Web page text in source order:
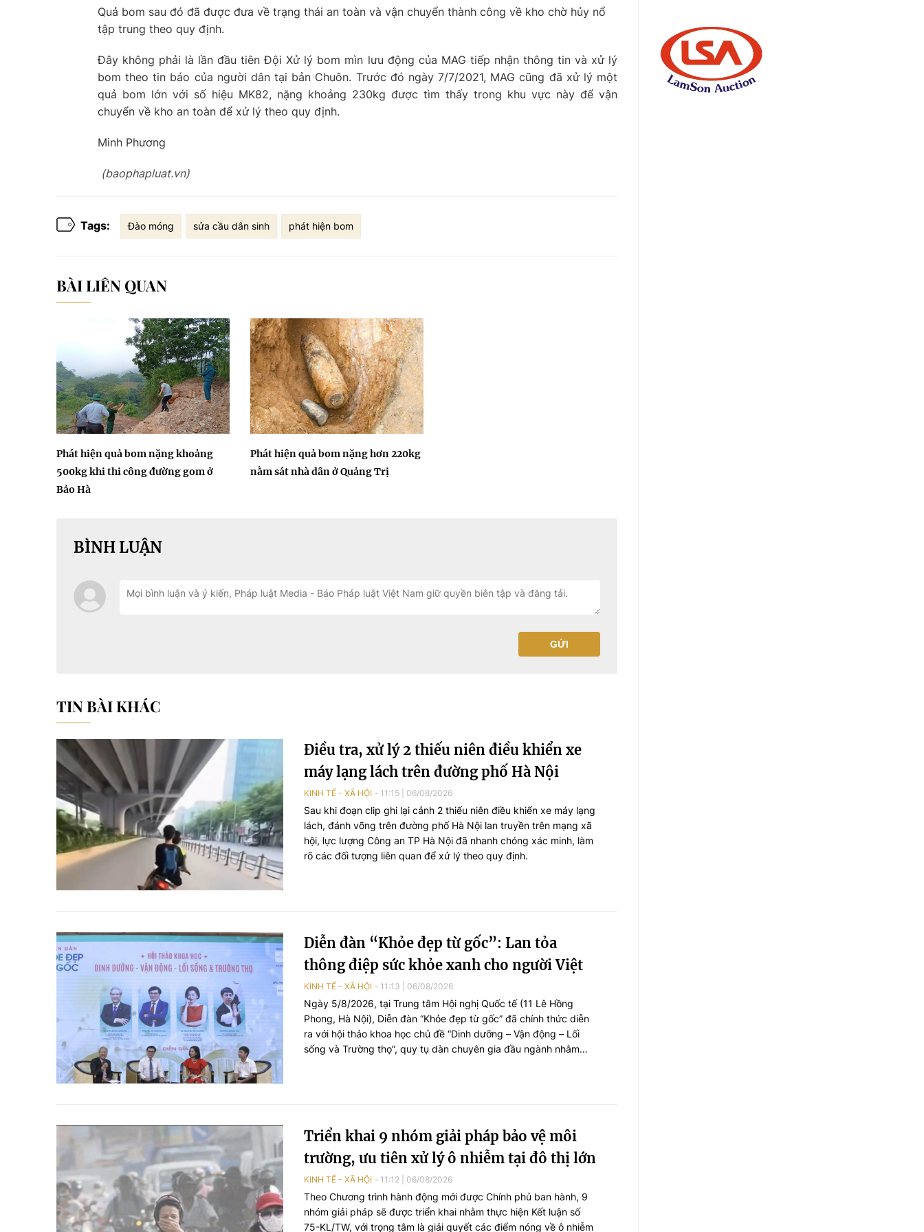
Quả bom sau đó đã được đưa về trạng thái an toàn và vận chuyển thành công về kho chờ hủy nổ
tập trung theo quy định.
Đây không phải là lần đầu tiên Đội Xử lý bom mìn lưu động của MAG tiếp nhận thông tin và xử lý
bom theo tin báo của người dân tại bản Chuôn. Trước đó ngày 7/7/2021, MAG cũng đã xử lý một
quả bom lớn với số hiệu MK82, nặng khoảng 230kg được tìm thấy trong khu vực này để vận
chuyển về kho an toàn để xử lý theo quy định.
Minh Phương
(baophapluat.vn)
Tags: Đào móng sửa cầu dân sinh phát hiện bom
BÀI LIÊN QUAN
Phát hiện quả bom nặng khoảng
500kg khi thi công đường gom ở
Bảo Hà
Phát hiện quả bom nặng hơn 220kg
nằm sát nhà dân ở Quảng Trị
BÌNH LUẬN
GỬI
TIN BÀI KHÁC
Điều tra, xử lý 2 thiếu niên điều khiển xe
máy lạng lách trên đường phố Hà Nội
KINH TẾ - XÃ HỘI 11:15 06/08/2026
Sau khi đoạn clip ghi lại cảnh 2 thiếu niên điều khiển xe máy lạng
lách, đánh võng trên đường phố Hà Nội lan truyền trên mạng xã
hội, lực lượng Công an TP Hà Nội đã nhanh chóng xác minh, làm
rõ các đối tượng liên quan để xử lý theo quy định.
Diễn đàn “Khỏe đẹp từ gốc”: Lan tỏa
thông điệp sức khỏe xanh cho người Việt
KINH TẾ - XÃ HỘI 11:13 06/08/2026
Ngày 5/8/2026, tại Trung tâm Hội nghị Quốc tế (11 Lê Hồng
Phong, Hà Nội), Diễn đàn “Khỏe đẹp từ gốc” đã chính thức diễn
ra với hội thảo khoa học chủ đề “Dinh dưỡng – Vận động – Lối
sống và Trường thọ”, quy tụ dàn chuyên gia đầu ngành nhằm
Triển khai 9 nhóm giải pháp bảo vệ môi
trường, ưu tiên xử lý ô nhiễm tại đô thị lớn
KINH TẾ - XÃ HỘI 11:12 06/08/2026
Theo Chương trình hành động mới được Chính phủ ban hành, 9
nhóm giải pháp sẽ được triển khai nhằm thực hiện Kết luận số
75-KL/TW, với trọng tâm là giải quyết các điểm nóng về ô nhiễm